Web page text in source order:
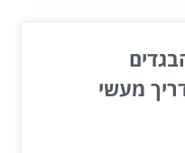
מעשי